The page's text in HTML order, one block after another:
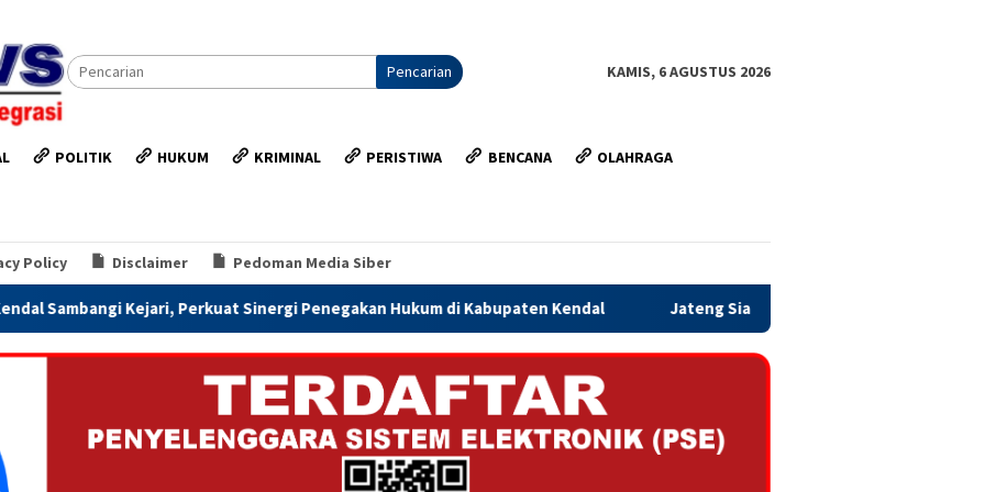
Pencarian KAMIS, 6 AGUSTUS 2026
POLITIK HUKUM KRIMINAL PERISTIWA BENCANA OLAHRAGA
Policy Disclaimer Pedoman Media Siber
Perkuat Sinergi Penegakan Hukum di Kabupaten Kendal Jateng Siapkan Dana Cadangan Rp1,2 Triliun untuk Pilgub